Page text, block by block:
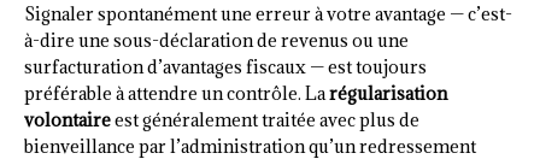
Signaler spontanément une erreur à votre avantage — c’est-
à-dire une sous-déclaration de revenus ou une
surfacturation d’avantages fiscaux — est toujours
préférable à attendre un contrôle. Larégularisation
volontaireest généralement traitée avec plus de
bienveillance par l’administration qu’un redressement